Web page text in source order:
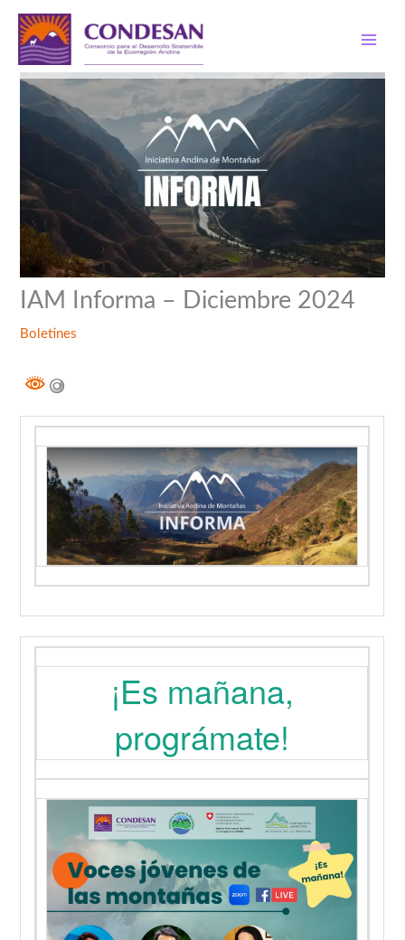
contenido
IAM Informa – Diciembre 2024
Boletines
¡Es mañana,
prográmate!